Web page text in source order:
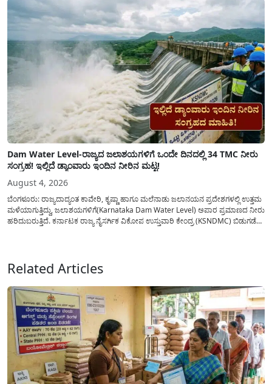
ಜಾರಿಗೆ...
Dam Water Level-ರಾಜ್ಯದ ಜಲಾಶಯಗಳಿಗೆ ಒಂದೇ ದಿನದಲ್ಲಿ 34 TMC ನೀರು
ಸಂಗ್ರಹ! ಇಲ್ಲಿದೆ ಡ್ಯಾಂವಾರು ಇಂದಿನ ನೀರಿನ ಮಟ್ಟ!
August 4, 2026
ಬೆಂಗಳೂರು: ರಾಜ್ಯದಾದ್ಯಂತ ಕಾವೇರಿ, ಕೃಷ್ಣಾ ಹಾಗೂ ಮಲೆನಾಡು ಜಲಾನಯನ ಪ್ರದೇಶಗಳಲ್ಲಿ ಉತ್ತಮ
ಮಳೆಯಾಗುತ್ತಿದ್ದು, ಜಲಾಶಯಗಳಿಗೆ(Karnataka Dam Water Level) ಅಪಾರ ಪ್ರಮಾಣದ ನೀರು
ಹರಿದುಬರುತ್ತಿದೆ. ಕರ್ನಾಟಕ ರಾಜ್ಯ ನೈಸರ್ಗಿಕ ವಿಕೋಪ ಉಸ್ತುವಾರಿ ಕೇಂದ್ರ (KSNDMC) ಬಿಡುಗಡೆ
Related Articles